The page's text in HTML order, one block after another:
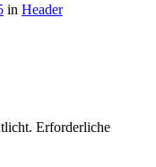
in Header
Erforderliche